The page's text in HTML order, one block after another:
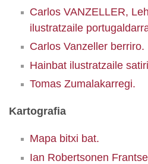
Carlos VANZELLER,
ilustratzaile
Carlos Vanzeller berriro.
Hainbat ilustratzaile
Tomas Zumalakarregi.
Kartografia
Mapa bitxi bat.
Ian Robertsonen